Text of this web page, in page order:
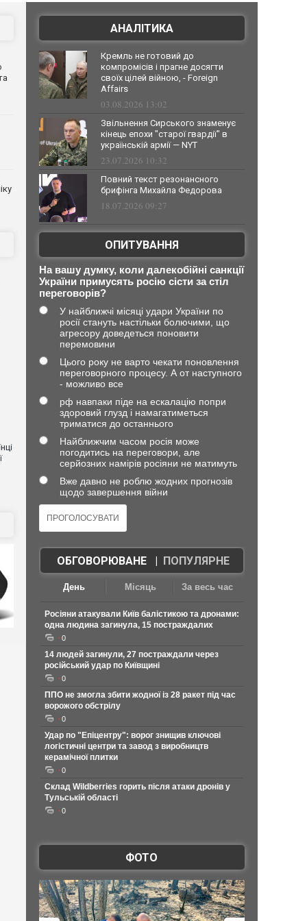
АНАЛІТИКА
Кремль не готовий до
компромісів і прагне досягти
своїх цілей війною, - Foreign
Affairs
03.08.2026 13:02
Звільнення Сирського знаменує
кінець епохи "старої гвардії" в
українській армії — NYT
23.07.2026 10:32
Повний текст резонансного
брифінга Михайла Федорова
18.07.2026 09:27
ОПИТУВАННЯ
На вашу думку, коли далекобійні санкції
України примусять росію сісти за стіл
переговорів?
У найближчі місяці удари України по
росії стануть настільки болючими, що
агресору доведеться поновити
перемовини
Цього року не варто чекати поновлення
переговорного процесу. А от наступного
- можливо все
рф навпаки піде на ескалацію попри
здоровий глузд і намагатиметься
триматися до останнього
Найближчим часом росія може
погодитись на переговори, але
серйозних намірів росіяни не матимуть
Вже давно не роблю жодних прогнозів
щодо завершення війни
ОБГОВОРЮВАНЕ| ПОПУЛЯРНЕ
День Місяць За весь час
Росіяни атакували Київ балістикою та дронами:
одна людина загинула, 15 постраждалих
0
14 людей загинули, 27 постраждали через
російський удар по Київщині
0
ППО не змогла збити жодної із 28 ракет під час
ворожого обстрілу
0
Удар по "Епіцентру": ворог знищив ключові
логістичні центри та завод з виробництв
керамічної плитки
0
Склад Wildberries горить після атаки дронів у
Тульській області
0
ФОТО